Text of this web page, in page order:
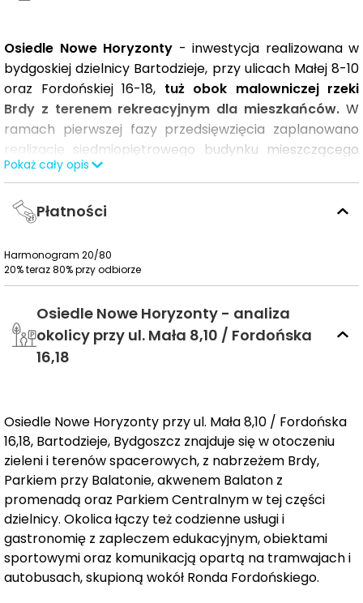
Osiedle Nowe Horyzonty - inwestycja realizowana w
bydgoskiej dzielnicy Bartodzieje, przy ulicach Małej 8-10
oraz Fordońskiej 16-18, tuż obok malowniczej rzeki
Brdy z terenem rekreacyjnym dla mieszkańców. W
ramach pierwszej fazy przedsięwzięcia zaplanowano
realizację siedmiopiętrowego budynku mieszczącego
149 ustawnych mieszkań.
Lokalizacja ta jest doskonałym wyborem dla osób
poszukujących równowagi między dynamicznym
pobliżu osiedla znajdują się
edukacyjne, w tym żłobki, przedszkola, szkoły,
supermarket, park, klub fitness, przystanki komunikacji
miejskiej oraz bulwary, zapewniającełatwy dostęp do
centrum miasta.
jakstacja zmiękczania wody,instalacje
fotowoltaicznena dachach zasilające części wspólne,
system automatycznego wykorzystania wody
deszczowejoraz ograniczenie ruchu samochodowego
na terenie osiedla dzięki umieszczeniu około 90% miejsc
parkingowych wpodziemnych halach garażowych
Dodatkowo, osiedle oferujezewnętrzne stanowiska do
ładowania pojazdów elektrycznychz możliwością
instalacji indywidualnych punktów ładowania.
Pokaż cały opis
Płatności
Harmonogram 20/80
20% teraz 80% przy odbiorze
Osiedle Nowe Horyzonty - analiza
okolicy przy ul. Mała 8,10 / Fordońska
16,18
Osiedle Nowe Horyzonty przy ul. Mała 8,10 / Fordońska
16,18, Bartodzieje, Bydgoszcz znajduje się w otoczeniu
zieleni i terenów spacerowych, z nabrzeżem Brdy,
Parkiem przy Balatonie, akwenem Balaton z
promenadą oraz Parkiem Centralnym w tej części
dzielnicy. Okolica łączy też codzienne usługi i
gastronomię z zapleczem edukacyjnym, obiektami
sportowymi oraz komunikacją opartą na tramwajach i
autobusach, skupioną wokół Ronda Fordońskiego.